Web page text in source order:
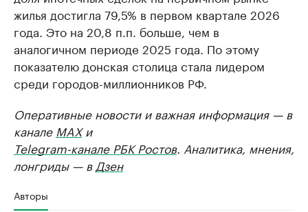
жилья достигла 79,5% в первом квартале 2026
года. Это на 20,8 п.п. больше, чем в
аналогичном периоде 2025 года. По этому
показателю донская столица стала лидером
среди городов-миллионников РФ.
Оперативные новости и важная информация — в
канале MAXи
Telegram-канале РБК Ростов. Аналитика, мнения,
лонгриды — в Дзен
Авторы